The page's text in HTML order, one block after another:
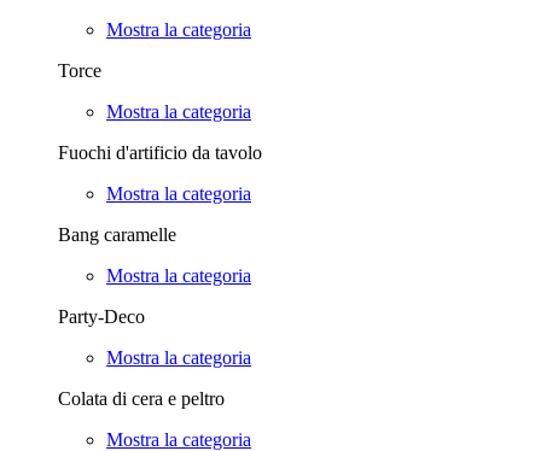
Mostra la categoria
Torce
Mostra la categoria
Fuochi d'artificio da tavolo
Mostra la categoria
Bang caramelle
Mostra la categoria
Party-Deco
Mostra la categoria
Colata di cera e peltro
Mostra la categoria